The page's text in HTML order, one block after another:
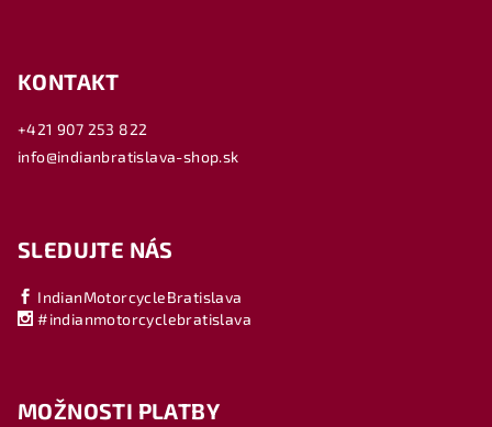
KONTAKT
+421 907 253 822
info@indianbratislava-shop.sk
SLEDUJTE NÁS
IndianMotorcycleBratislava
#indianmotorcyclebratislava
MOŽNOSTI PLATBY